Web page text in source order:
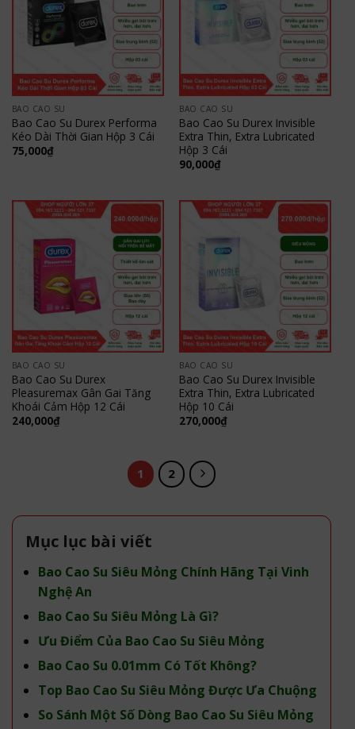
BAO CAO SU
Bao Cao Su Durex Performa
Kéo Dài Thời Gian Hộp 3 Cái
75,000₫
BAO CAO SU
Bao Cao Su Durex Invisible
Extra Thin, Extra Lubricated
Hộp 3 Cái
90,000₫
BAO CAO SU
Bao Cao Su Durex
Pleasuremax Gân Gai Tăng
Khoái Cảm Hộp 12 Cái
240,000₫
BAO CAO SU
Bao Cao Su Durex Invisible
Extra Thin, Extra Lubricated
Hộp 10 Cái
270,000₫
1 2
Mục lục bài viết
Bao Cao Su Siêu Mỏng Chính Hãng Tại Vinh
Nghệ An
Bao Cao Su Siêu Mỏng Là Gì?
Ưu Điểm Của Bao Cao Su Siêu Mỏng
Bao Cao Su 0.01mm Có Tốt Không?
Top Bao Cao Su Siêu Mỏng Được Ưa Chuộng
So Sánh Một Số Dòng Bao Cao Su Siêu Mỏng